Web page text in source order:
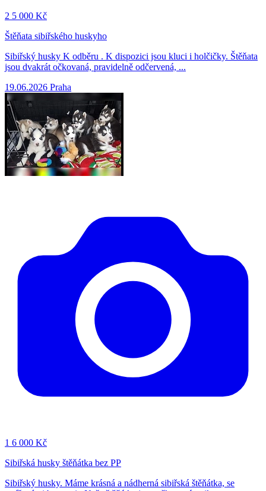
2 5 000 Kč
Štěňata sibiřského huskyho
Sibiřský husky K odběru . K dispozici jsou kluci i holčičky. Štěňata
jsou dvakrát očkovaná, pravidelně odčervená, ...
19.06.2026 Praha
1 6 000 Kč
Sibiřská husky štěňátka bez PP
Sibiřský husky. Máme krásná a nádherná sibiřská štěňátka, se